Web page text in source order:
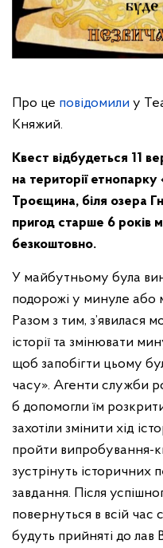
Про це повідомили у
Княжий.
Квест відбудеться 11
на території
Троєщина, біля озера
пригод старше 6 років
безкоштовно.
У майбутньому була
подорожі у минуле або
Разом з тим, з’явилася
історії та змінювати
щоб запобігти цьому
часу». Агенти служби
б допомогли їм
захотіли змінити хід
пройти випробування-
зустрінуть історичних
завдання. Після
повернуться в всій час
будуть прийняті до лав